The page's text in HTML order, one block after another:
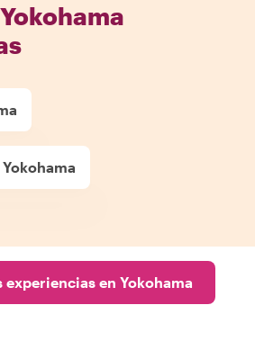
experiencias en Yokohama